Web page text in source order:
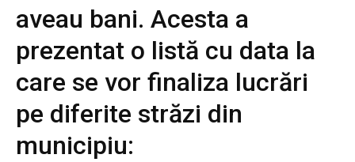
aveau bani. Acesta a
prezentat o listă cu data la
care se vor finaliza lucrări
pe diferite străzi din
municipiu: